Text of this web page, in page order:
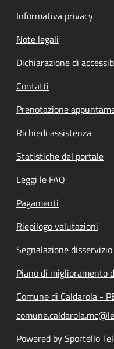
Informativa privacy
Note legali
Dichiarazione di
Contatti
Prenotazione
Richiedi assistenza
Statistiche del portale
Leggi le FAQ
Pagamenti
Riepilogo valutazioni
Segnalazione disservizio
Piano di miglioramento
Comune di Caldarola -
Powered by Sportello